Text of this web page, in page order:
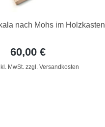
nach Mohs im Holzkasten
60,00 €
MwSt. zzgl. Versandkosten